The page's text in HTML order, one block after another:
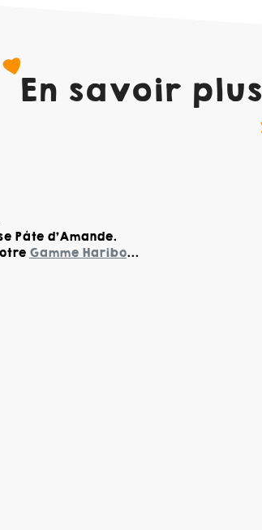
En savoir plus
Pâte d'Amande.
Gamme Haribo...